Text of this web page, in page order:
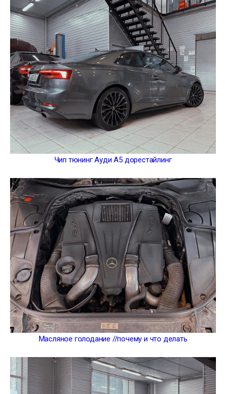
Чип тюнинг Ауди А5 дорестайлинг
Масляное голодание //почему и что делать